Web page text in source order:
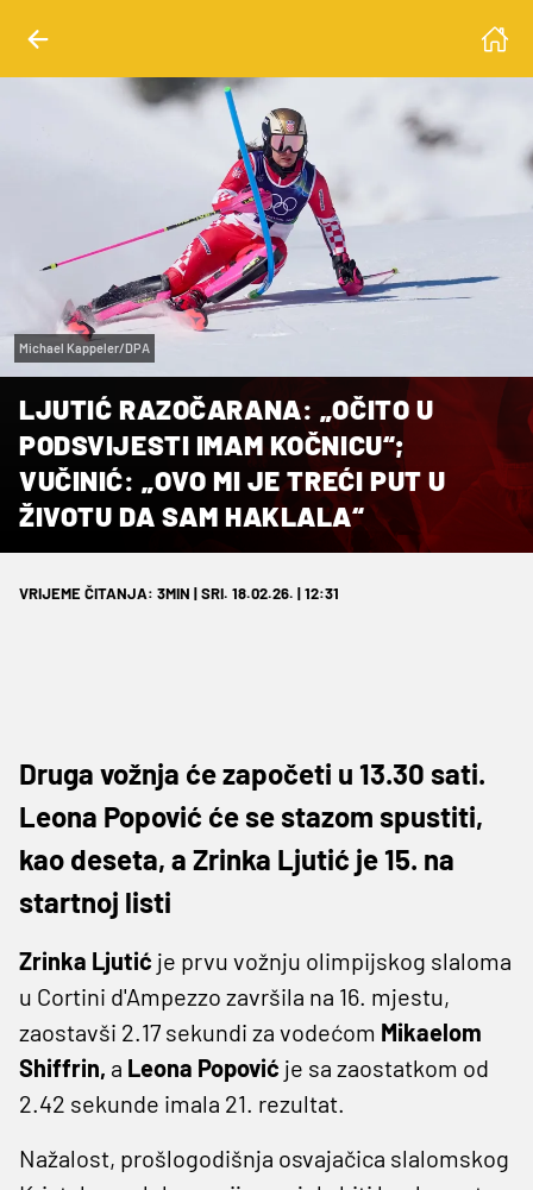
Michael Kappeler/DPA
LJUTIĆ RAZOČARANA: „OČITO U
PODSVIJESTI IMAM KOČNICU“;
VUČINIĆ: „OVO MI JE TREĆI PUT U
ŽIVOTU DA SAM HAKLALA“
VRIJEME ČITANJA: 3MIN | SRI. 18.02.26. | 12:31
Druga vožnja će započeti u 13.30 sati.
Leona Popović će se stazom spustiti,
kao deseta, a Zrinka Ljutić je 15. na
startnoj listi
Zrinka Ljutić je prvu vožnju olimpijskog slaloma
u Cortini d'Ampezzo završila na 16. mjestu,
zaostavši 2.17 sekundi za vodećom Mikaelom
Shiffrin, a Leona Popović je sa zaostatkom od
2.42 sekunde imala 21. rezultat.
Nažalost, prošlogodišnja osvajačica slalomskog